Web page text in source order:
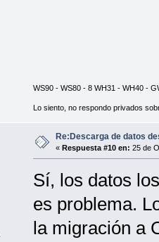
WS90 - WS80 - 8 WH31 - WH40 -
Lo siento, no respondo privados
Re:Descarga de datos
« Respuesta #10 en: 25 de
Sí, los datos
es problema.
la migración a